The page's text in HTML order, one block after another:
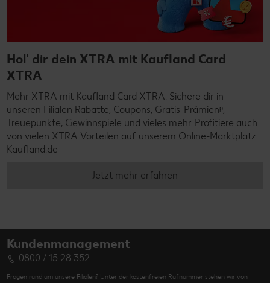
Hol' dir dein XTRA mit Kaufland Card
XTRA
Mehr XTRA mit Kaufland Card XTRA: Sichere dir in
unseren Filialen Rabatte, Coupons, Gratis-Prämienᵖ,
Treuepunkte, Gewinnspiele und vieles mehr. Profitiere auch
von vielen XTRA Vorteilen auf unserem Online-Marktplatz
Kaufland.de
Jetzt mehr erfahren
Kundenmanagement
0800 / 15 28 352
Fragen rund um unsere Filialen? Unter der kostenfreien Rufnummer stehen wir von